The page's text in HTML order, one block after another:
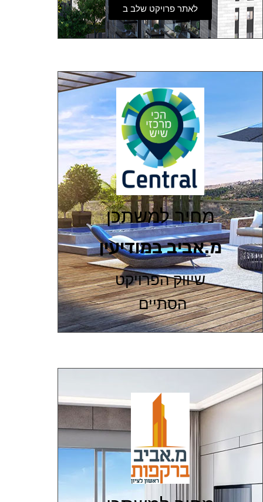
לאתר פרויקט שלב ב
מחיר למשתכן
מ.אביב במודיעין
שיווק הפרויקט
הסתיים